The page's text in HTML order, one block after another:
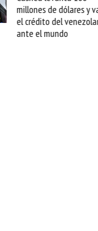
millones de dólares y valida
el crédito del venezolano
ante el mundo